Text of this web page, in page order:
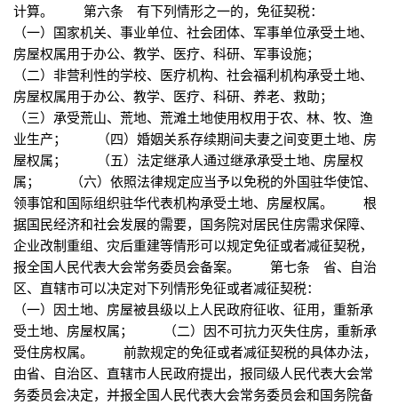
计算。 第六条 有下列情形之一的，免征契税：
（一）国家机关、事业单位、社会团体、军事单位承受土地、
房屋权属用于办公、教学、医疗、科研、军事设施；
（二）非营利性的学校、医疗机构、社会福利机构承受土地、
房屋权属用于办公、教学、医疗、科研、养老、救助；
（三）承受荒山、荒地、荒滩土地使用权用于农、林、牧、渔
业生产； （四）婚姻关系存续期间夫妻之间变更土地、房
屋权属； （五）法定继承人通过继承承受土地、房屋权
属； （六）依照法律规定应当予以免税的外国驻华使馆、
领事馆和国际组织驻华代表机构承受土地、房屋权属。 根
据国民经济和社会发展的需要，国务院对居民住房需求保障、
企业改制重组、灾后重建等情形可以规定免征或者减征契税，
报全国人民代表大会常务委员会备案。 第七条 省、自治
区、直辖市可以决定对下列情形免征或者减征契税：
（一）因土地、房屋被县级以上人民政府征收、征用，重新承
受土地、房屋权属； （二）因不可抗力灭失住房，重新承
受住房权属。 前款规定的免征或者减征契税的具体办法，
由省、自治区、直辖市人民政府提出，报同级人民代表大会常
务委员会决定，并报全国人民代表大会常务委员会和国务院备